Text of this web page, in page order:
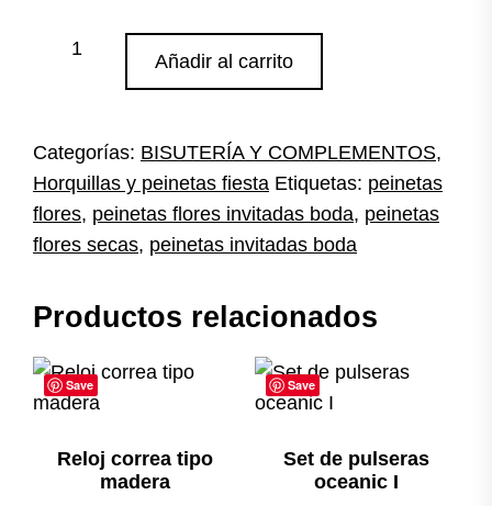
Peineta
Añadir al carrito
Categorías: BISUTERÍA Y COMPLEMENTOS,
Horquillas y peinetas fiesta Etiquetas: peinetas
flores, peinetas flores invitadas boda, peinetas
flores secas, peinetas invitadas boda
Productos relacionados
Save
Reloj correa tipo
madera
Save
Set de pulseras
oceanic I